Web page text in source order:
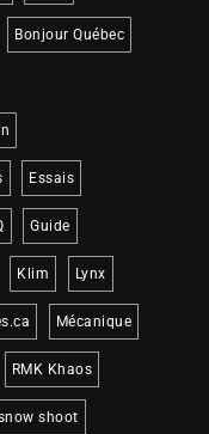
Bonjour Québec
Essais
Guide
Klim Lynx
Mécanique
RMK Khaos
shoot